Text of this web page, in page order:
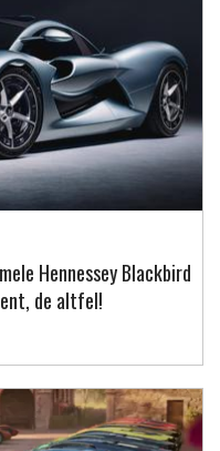
Hennessey Blackbird
de altfel!